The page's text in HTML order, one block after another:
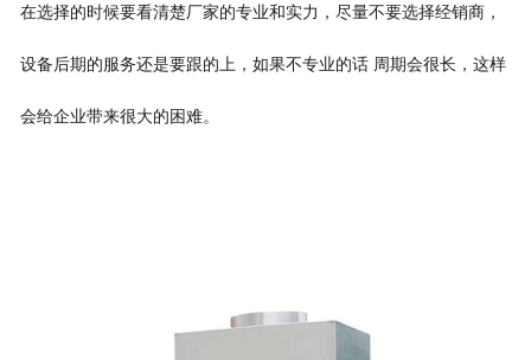
在选择的时候要看清楚厂家的专业和实力，尽量不要选择经销商，
设备后期的服务还是要跟的上，如果不专业的话 周期会很长，这样
会给企业带来很大的困难。